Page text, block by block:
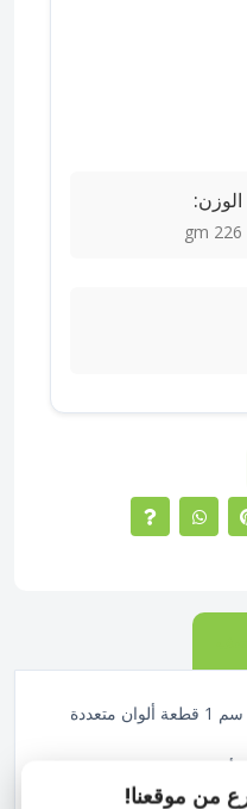
الوزن:
226 gm
مبخرة خشب أستاند ( أرابيسك ) 30 سم 1 قطعة ألوان متعددة
مناسبة لتبخير
من موقعنا!